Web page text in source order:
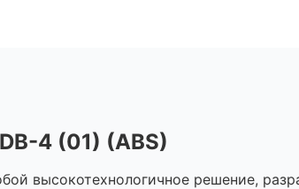
4 (01) (ABS)
высокотехнологичное решение,